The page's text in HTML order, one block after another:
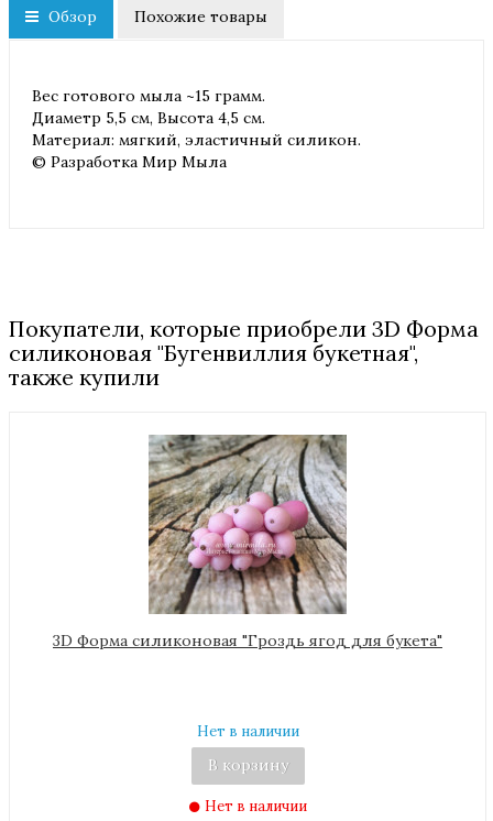
Обзор Похожие товары
Вес готового мыла ~15 грамм.
Диаметр 5,5 см, Высота 4,5 см.
Материал: мягкий, эластичный силикон.
© Разработка Мир Мыла
Покупатели, которые приобрели 3D Форма
силиконовая "Бугенвиллия букетная",
также купили
3D Форма силиконовая "Гроздь ягод для букета"
Нет в наличии
В корзину
Нет в наличии